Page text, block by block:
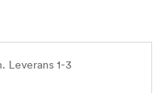
Leverans 1-3